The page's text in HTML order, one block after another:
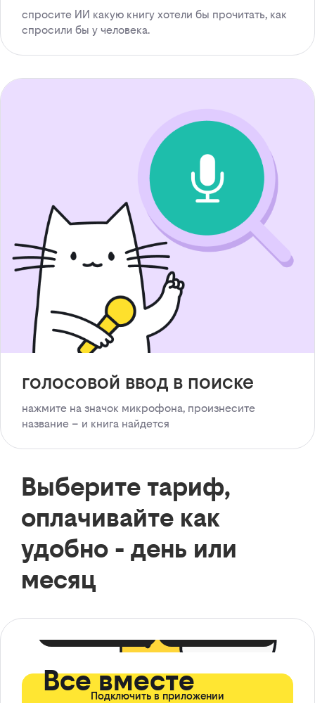
спросите ИИ какую книгу хотели бы прочитать, как
спросили бы у человека.
голосовой ввод в поиске
нажмите на значок микрофона, произнесите
название – и книга найдется
Выберите тариф,
оплачивайте как
удобно - день или
месяц
Все вместе
Подключить в приложении